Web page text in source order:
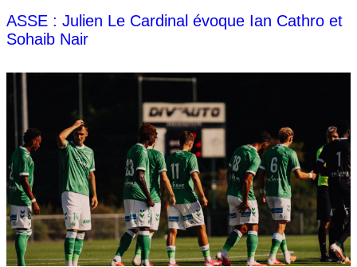
ASSE : Julien Le Cardinal évoque Ian Cathro et
Sohaib Nair